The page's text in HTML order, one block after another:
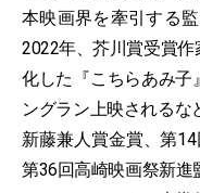
本映画界を牽引する
2022年、芥川賞受賞
化した『こちらあみ子
ングラン上映されるな
新藤兼人賞金賞、第14
第36回高崎映画祭新